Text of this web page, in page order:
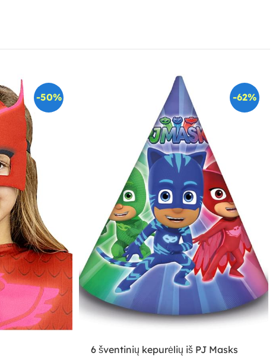
-50% -62%
6 šventinių kepurėlių iš PJ Masks